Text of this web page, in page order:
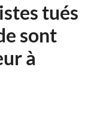
tués
sont
à